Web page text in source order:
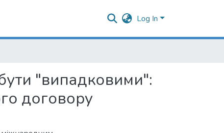
Log In
"випадковими":
договору